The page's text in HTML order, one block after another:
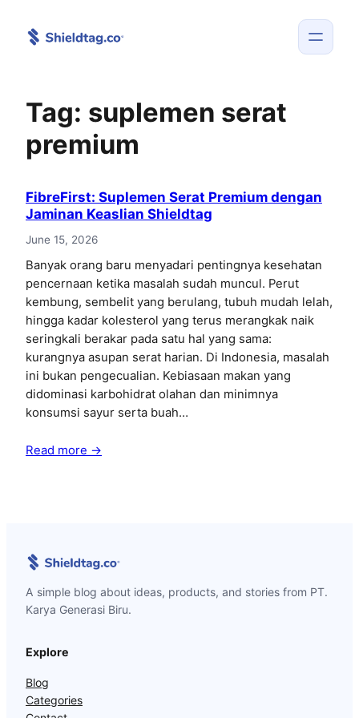
Tag: suplemen serat
premium
FibreFirst: Suplemen Serat Premium dengan
Jaminan Keaslian Shieldtag
June 15, 2026
Banyak orang baru menyadari pentingnya kesehatan
pencernaan ketika masalah sudah muncul. Perut
kembung, sembelit yang berulang, tubuh mudah lelah,
hingga kadar kolesterol yang terus merangkak naik
seringkali berakar pada satu hal yang sama:
kurangnya asupan serat harian. Di Indonesia, masalah
ini bukan pengecualian. Kebiasaan makan yang
didominasi karbohidrat olahan dan minimnya
konsumsi sayur serta buah…
Read more →
A simple blog about ideas, products, and stories from PT.
Karya Generasi Biru.
Explore
Blog
Categories